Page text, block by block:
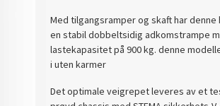
Med tilgangsramper og skaft har denne
en stabil dobbeltsidig adkomstrampe
lastekapasitet på 900 kg. denne
i uten karmer
Det optimale veigrepet leveres av et